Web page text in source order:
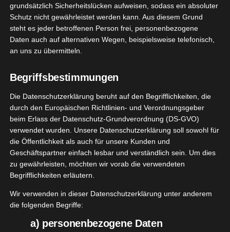
Dieses neue NIVEA Pflegedusche mit dem
passenden Deodorant macht definitiv Lust auf den
Sommer. Das Duschgel duftet herrlich nach
Orangen- und Avocadoöl und auch das Deo hat
Wirklich eine schöne Kombination.
Dieses Mal hatte ich Glück und wurde zu diesem
Test direkt über das NIVEA Botschafter Programm
ausgewählt. Ratzfatz war das Paket da und ich hab
natürlich sofort daran geschnuppert. Ich sofort hin
und weg. Richtig toll. Die Qualität ist natürlich
sensationell gut, wie man es von NIVEA gewohnt
ist.
Die Produkte
grundsätzlich Sicherheitslücken aufweisen, sodass ein absoluter
Schutz nicht gewährleistet werden kann. Aus diesem Grund
steht es jeder betroffenen Person frei, personenbezogene
Daten auch auf alternativen Wegen, beispielsweise telefonisch,
an uns zu übermitteln.
Begriffsbestimmungen
Die Datenschutzerklärung beruht auf den Begrifflichkeiten, die
durch den Europäischen Richtlinien- und Verordnungsgeber
beim Erlass der Datenschutz-Grundverordnung (DS-GVO)
verwendet wurden. Unsere Datenschutzerklärung soll sowohl für
die Öffentlichkeit als auch für unsere Kunden und
Geschäftspartner einfach lesbar und verständlich sein. Um dies
zu gewährleisten, möchten wir vorab die verwendeten
Begrifflichkeiten erläutern.
Wir verwenden in dieser Datenschutzerklärung unter anderem
die folgenden Begriffe:
a) personenbezogene Daten